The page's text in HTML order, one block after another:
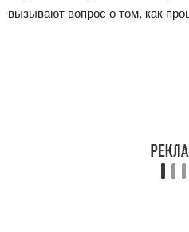
вызывают вопрос о том, как